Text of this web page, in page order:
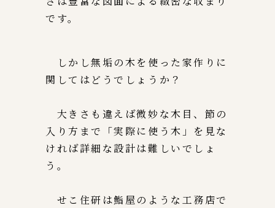
です。
しかし無垢の木を使った家作りに
関してはどうでしょうか？
大きさも違えば微妙な木目、節の
入り方まで「実際に使う木」を見な
ければ詳細な設計は難しいでしょ
う。
せこ住研は鮨屋のような工務店で